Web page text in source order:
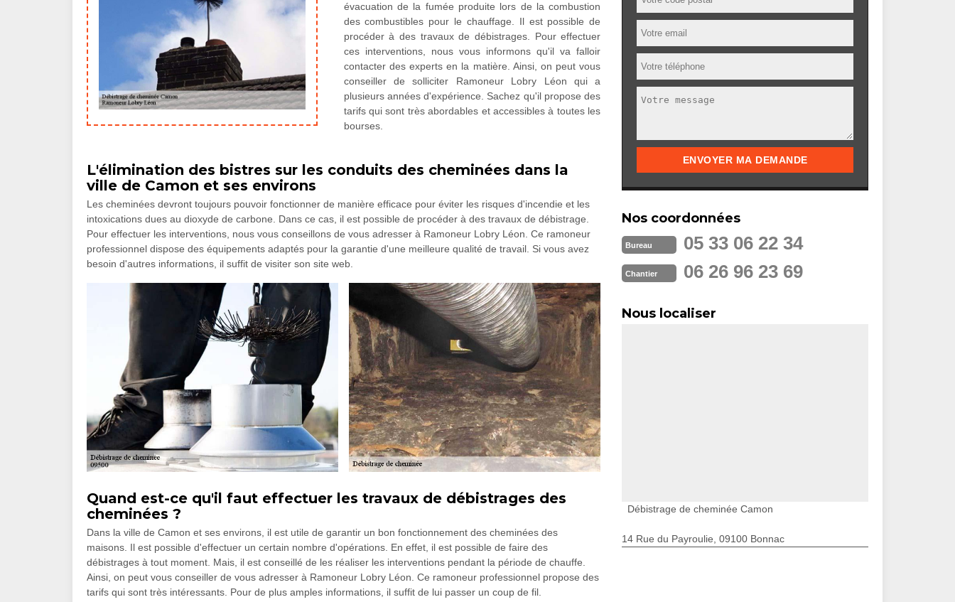
évacuation de la fumée produite lors de la combustion
des combustibles pour le chauffage. Il est possible de
procéder à des travaux de débistrages. Pour effectuer
ces interventions, nous vous informons qu'il va falloir
contacter des experts en la matière. Ainsi, on peut vous
conseiller de solliciter Ramoneur Lobry Léon qui a
plusieurs années d'expérience. Sachez qu'il propose des
tarifs qui sont très abordables et accessibles à toutes les
bourses.
L'élimination des bistres sur les conduits des cheminées dans la
ville de Camon et ses environs
Les cheminées devront toujours pouvoir fonctionner de manière efficace pour éviter les risques d'incendie et les
intoxications dues au dioxyde de carbone. Dans ce cas, il est possible de procéder à des travaux de débistrage.
Pour effectuer les interventions, nous vous conseillons de vous adresser à Ramoneur Lobry Léon. Ce ramoneur
professionnel dispose des équipements adaptés pour la garantie d'une meilleure qualité de travail. Si vous avez
besoin d'autres informations, il suffit de visiter son site web.
Quand est-ce qu'il faut effectuer les travaux de débistrages des
cheminées ?
Dans la ville de Camon et ses environs, il est utile de garantir un bon fonctionnement des cheminées des
maisons. Il est possible d'effectuer un certain nombre d'opérations. En effet, il est possible de faire des
débistrages à tout moment. Mais, il est conseillé de les réaliser les interventions pendant la période de chauffe.
Ainsi, on peut vous conseiller de vous adresser à Ramoneur Lobry Léon. Ce ramoneur professionnel propose des
tarifs qui sont très intéressants. Pour de plus amples informations, il suffit de lui passer un coup de fil.
Nos coordonnées
Bureau 05 33 06 22 34
Chantier 06 26 96 23 69
Nous localiser
Débistrage de cheminée Camon
14 Rue du Payroulie, 09100 Bonnac